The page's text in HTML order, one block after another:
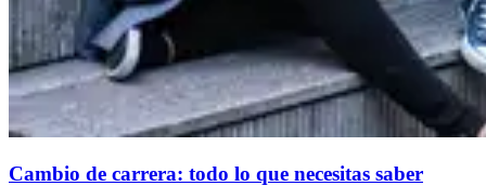
Cambio de carrera: todo lo que necesitas saber